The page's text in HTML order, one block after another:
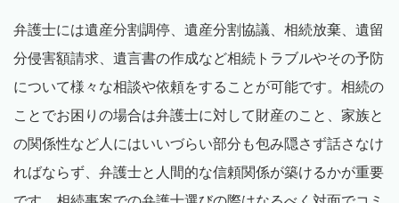
弁護士には遺産分割調停、遺産分割協議、相続放棄、遺留
分侵害額請求、遺言書の作成など相続トラブルやその予防
について様々な相談や依頼をすることが可能です。相続の
ことでお困りの場合は弁護士に対して財産のこと、家族と
の関係性など人にはいいづらい部分も包み隠さず話さなけ
ればならず、弁護士と人間的な信頼関係が築けるかが重要